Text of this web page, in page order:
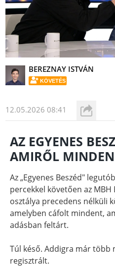
BEREZNAY ISTVÁN
KÖVETÉS
12.05.2026 08:41
AZ EGYENES
AMIRŐL
Az „Egyenes Beszéd"
percekkel követően az
osztálya precedens nélküli
amelyben cáfolt mindent,
adásban feltárt.
Túl késő. Addigra már több
regisztrált.